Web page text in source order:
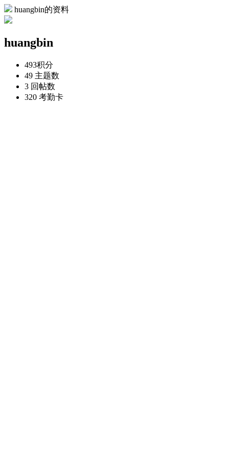
huangbin的资料
huangbin
493积分
49 主题数
3 回帖数
320 考勤卡